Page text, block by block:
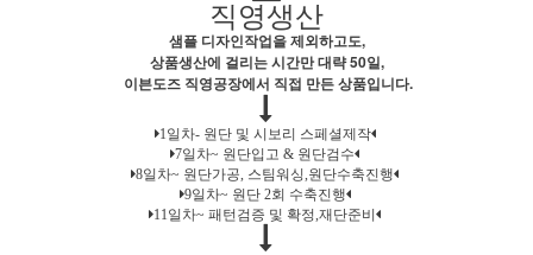
직영생산
샘플 디자인작업을 제외하고도,
상품생산에 걸리는 시간만 대략 50일,
이븐도즈 직영공장에서 직접 만든 상품입니다.
1일차- 원단 및 시보리 스페셜제작
7일차~ 원단입고 & 원단검수
8일차~ 원단가공, 스팀워싱,원단수축진행
9일차~ 원단 2회 수축진행
11일차~ 패턴검증 및 확정,재단준비